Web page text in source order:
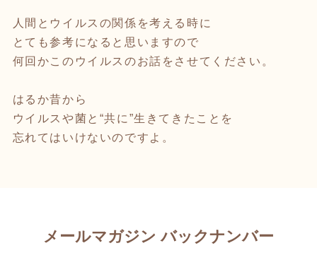
人間とウイルスの関係を考える時に
とても参考になると思いますので
何回かこのウイルスのお話をさせてください。
はるか昔から
ウイルスや菌と“共に”生きてきたことを
忘れてはいけないのですよ。
メールマガジン バックナンバー